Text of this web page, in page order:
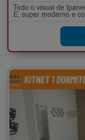
Todo o visual de
E, super moderno e